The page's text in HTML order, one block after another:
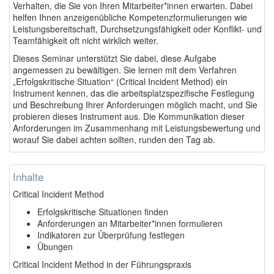
Verhalten, die Sie von Ihren Mitarbeiter*innen erwarten. Dabei
helfen Ihnen anzeigenübliche Kompetenzformulierungen wie
Leistungsbereitschaft, Durchsetzungsfähigkeit oder Konflikt- und
Teamfähigkeit oft nicht wirklich weiter.
Dieses Seminar unterstützt Sie dabei, diese Aufgabe
angemessen zu bewältigen. Sie lernen mit dem Verfahren
„Erfolgskritische Situation“ (Critical Incident Method) ein
Instrument kennen, das die arbeitsplatzspezifische Festlegung
und Beschreibung Ihrer Anforderungen möglich macht, und Sie
probieren dieses Instrument aus. Die Kommunikation dieser
Anforderungen im Zusammenhang mit Leistungsbewertung und
worauf Sie dabei achten sollten, runden den Tag ab.
Inhalte
Critical Incident Method
Erfolgskritische Situationen finden
Anforderungen an Mitarbeiter*innen formulieren
Indikatoren zur Überprüfung festlegen
Übungen
Critical Incident Method in der Führungspraxis